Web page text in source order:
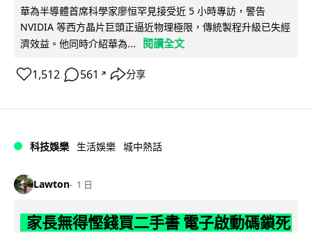
華為半導體首席科學家廖恒罕見接受近 5 小時專訪，警告
NVIDIA 等西方晶片巨頭正逼近物理極限，傳統製程升級已失經
濟效益。他同時介紹華為...
閱讀全文
1,512 561 ↗ 分享
科技娛樂 生活娛樂 城中熱話
Lawton 1 日
家長無得慳錢買二手書 電子啟動碼鎖死